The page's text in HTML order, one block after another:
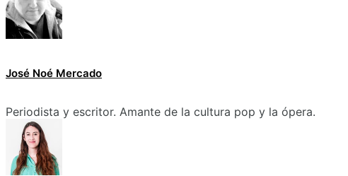
José Noé Mercado
Periodista y escritor. Amante de la cultura pop y la ópera.